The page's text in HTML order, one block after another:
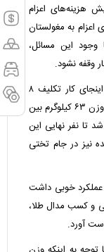
هزینه‌های اعزام
اعزام به مغولستان
با وجود این مسائل،
وقفه نشود.
وی در خصوص تعیین ترکیب تیم ملی گفت: تا اینجای کار تکلیف ۸
وزن مشخص شده و روز آینده نیز مسابقه انتخابی وزن ۶۳ کیلوگرم بین
تا نفر نهایی این
نیز در جام تختی
سهرابی عملکرد خوبی داشت
و کسب مدال طلا،